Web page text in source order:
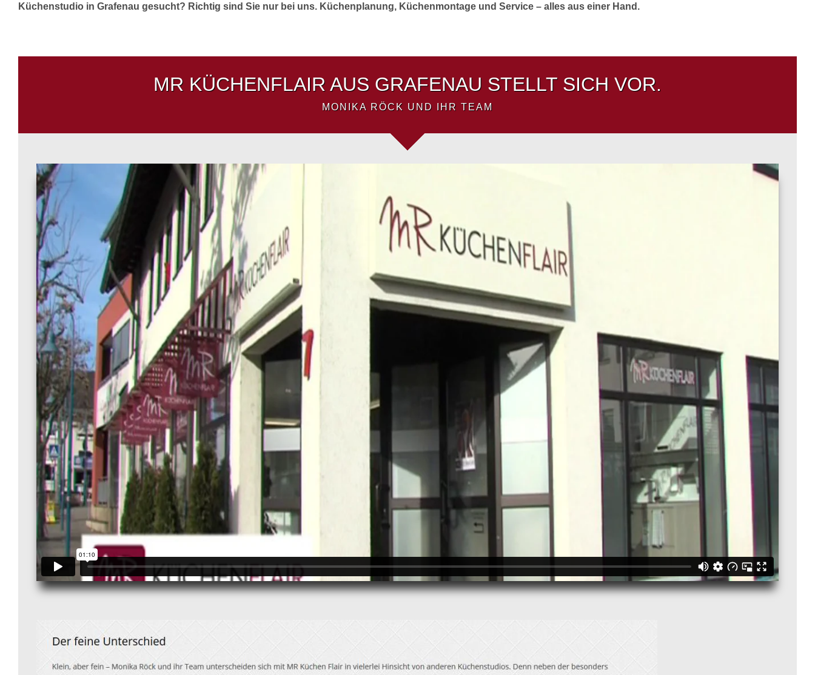
Küchenstudio in Grafenau gesucht? Richtig sind Sie nur bei uns. Küchenplanung, Küchenmontage und Service – alles aus einer Hand.
MR KÜCHENFLAIR AUS GRAFENAU STELLT SICH VOR.
MONIKA RÖCK UND IHR TEAM